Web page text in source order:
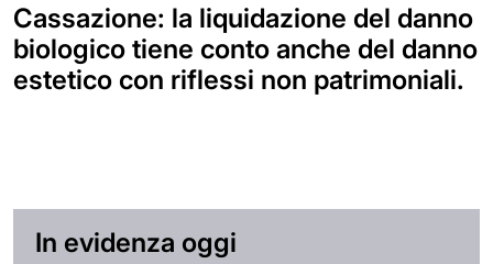
Cassazione: la liquidazione del danno
biologico tiene conto anche del danno
estetico con riflessi non patrimoniali.
In evidenza oggi